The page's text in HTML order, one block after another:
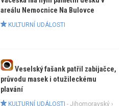
areálu Nemocnice Na Bulovce
KULTURNÍ UDÁLOSTI
Veselský fašank patřil zabijačce,
průvodu masek i otužileckému
plavání
KULTURNÍ UDÁLOSTI - Jihomoravský›